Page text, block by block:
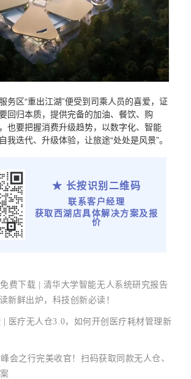
务区“重出江湖”便受到司乘人员的喜爱，证
回归本质，提供完备的加油、餐饮、购
也要把握消费升级趋势，以数字化、智能
我迭代、升级体验，让旅途“处处是风景”。
★ 长按识别二维码
联系客户经理
获取西湖店具体解决方案及报
价
免费下载 | 清华大学智能无人系统研究报告
新鲜出炉，科技创新必读！
| 医疗无人仓3.0，如何开创医疗耗材管理新
会之行完美收官！扫码获取同款无人仓、